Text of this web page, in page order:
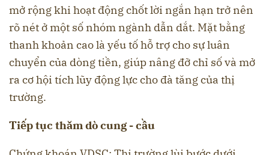
mở rộng khi hoạt động chốt lời ngắn hạn trở nên
rõ nét ở một số nhóm ngành dẫn dắt. Mặt bằng
thanh khoản cao là yếu tố hỗ trợ cho sự luân
chuyển của dòng tiền, giúp nâng đỡ chỉ số và mở
ra cơ hội tích lũy động lực cho đà tăng của thị
trường.
Tiếp tục thăm dò cung - cầu